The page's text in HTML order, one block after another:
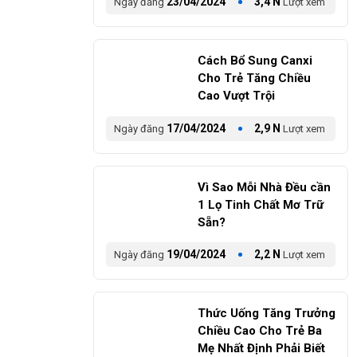
​Cách Bổ Sung Canxi
Cho Trẻ Tăng Chiều
Cao Vượt Trội
Ngày đăng 17/04/2024 2,9 N Lượt xem
Vì Sao Mỗi Nhà Đều cần
1 Lọ Tinh Chất Mơ Trữ
Sẵn?
Ngày đăng 19/04/2024 2,2 N Lượt xem
​Thức Uống Tăng Trưởng
Chiều Cao Cho Trẻ Ba
Mẹ Nhất Định Phải Biết